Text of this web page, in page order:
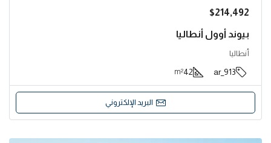
$214,492
بيوند أوول أنطاليا
أنطاليا
913_ar
42
m²
البريد الإلكتروني